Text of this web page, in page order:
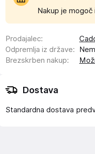
Nakup je
Prodajalec:
Odpremlja iz države:
Brezskrben nakup:
Dostava
Standardna dostava